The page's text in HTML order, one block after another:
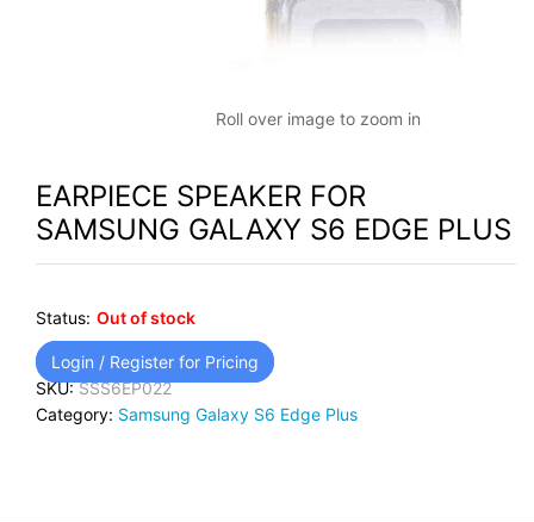
Roll over image to zoom in
EARPIECE SPEAKER FOR
SAMSUNG GALAXY S6 EDGE PLUS
Status: Out of stock
Login / Register for Pricing
SKU:SSS6EP022
Category: Samsung Galaxy S6 Edge Plus